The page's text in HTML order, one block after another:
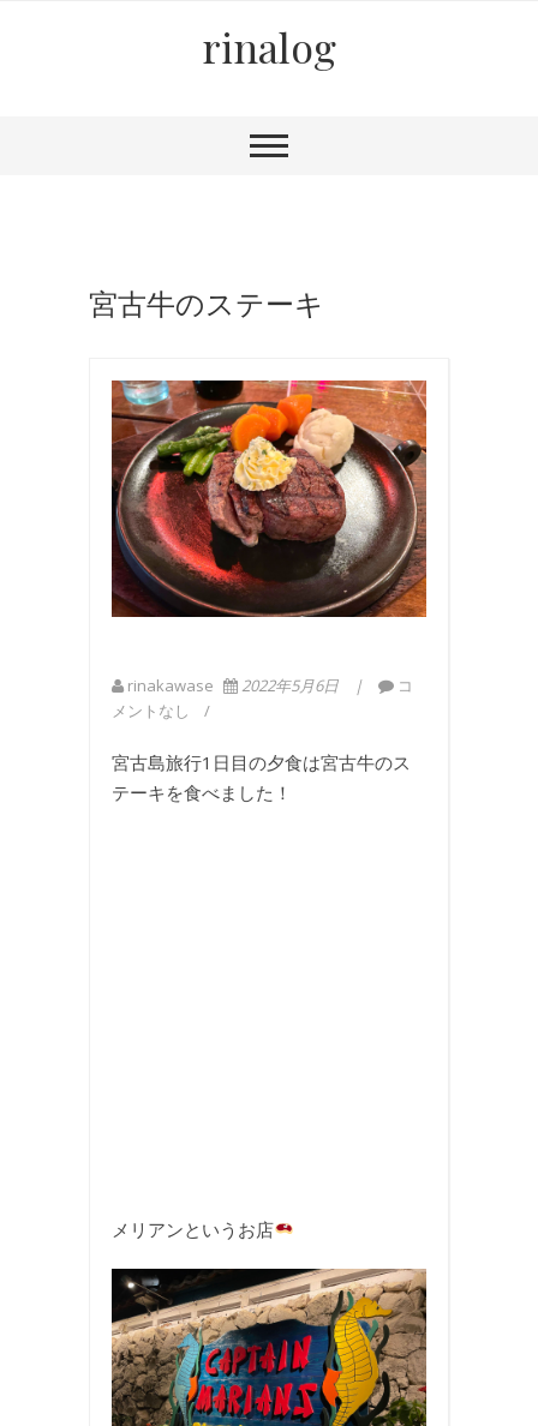
rinalog
宮古牛のステーキ
rinakawase 2022年5月6日
コ
メントなし
宮古島旅行1日目の夕食は宮古牛のス
テーキを食べました！
メリアンというお店